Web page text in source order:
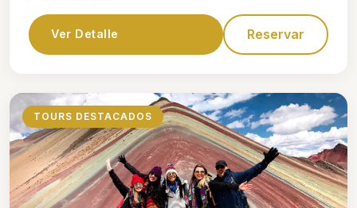
Ver Detalle Reservar
TOURS DESTACADOS